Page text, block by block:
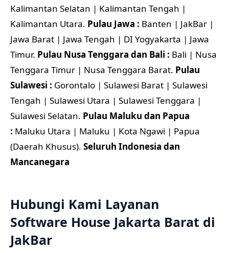
Kalimantan Selatan | Kalimantan Tengah |
Kalimantan Utara. Pulau Jawa : Banten | JakBar |
Jawa Barat | Jawa Tengah | DI Yogyakarta | Jawa
Timur. Pulau Nusa Tenggara dan Bali : Bali | Nusa
Tenggara Timur | Nusa Tenggara Barat. Pulau
Sulawesi : Gorontalo | Sulawesi Barat | Sulawesi
Tengah | Sulawesi Utara | Sulawesi Tenggara |
Sulawesi Selatan. Pulau Maluku dan Papua
: Maluku Utara | Maluku | Kota Ngawi | Papua
(Daerah Khusus). Seluruh Indonesia dan
Mancanegara
Hubungi Kami Layanan
Software House Jakarta Barat di
JakBar